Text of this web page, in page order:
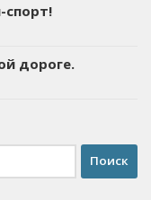
дороге.